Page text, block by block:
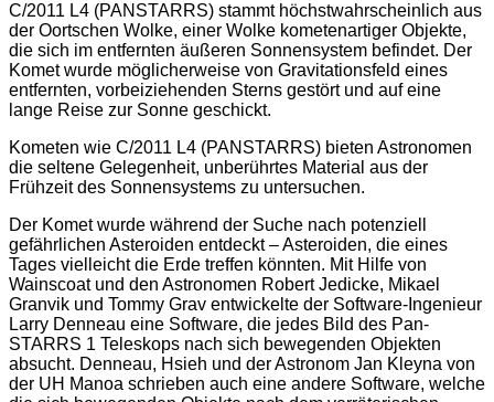
C/2011 L4 (PANSTARRS) stammt höchstwahrscheinlich aus
der Oortschen Wolke, einer Wolke kometenartiger Objekte,
die sich im entfernten äußeren Sonnensystem befindet. Der
Komet wurde möglicherweise von Gravitationsfeld eines
entfernten, vorbeiziehenden Sterns gestört und auf eine
lange Reise zur Sonne geschickt.
Kometen wie C/2011 L4 (PANSTARRS) bieten Astronomen
die seltene Gelegenheit, unberührtes Material aus der
Frühzeit des Sonnensystems zu untersuchen.
Der Komet wurde während der Suche nach potenziell
gefährlichen Asteroiden entdeckt – Asteroiden, die eines
Tages vielleicht die Erde treffen könnten. Mit Hilfe von
Wainscoat und den Astronomen Robert Jedicke, Mikael
Granvik und Tommy Grav entwickelte der Software-Ingenieur
Larry Denneau eine Software, die jedes Bild des Pan-
STARRS 1 Teleskops nach sich bewegenden Objekten
absucht. Denneau, Hsieh und der Astronom Jan Kleyna von
der UH Manoa schrieben auch eine andere Software, welche